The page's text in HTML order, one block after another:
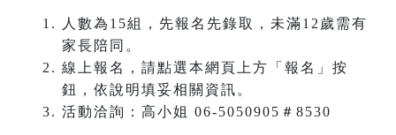
人數為15組，先報名先錄取，未滿12歲需有
家長陪同。
線上報名，請點選本網頁上方「報名」按
鈕，依說明填妥相關資訊。
活動洽詢：高小姐 06-5050905＃8530